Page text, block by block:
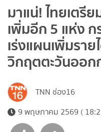
มาแน่! ไทยเตรี
เพิ่มอีก 5 แห่ง
เร่งแผนเพิ่มรา
วิกฤตตะวันออก
TNN ช่อง16
9 พฤษภาคม 2569 (